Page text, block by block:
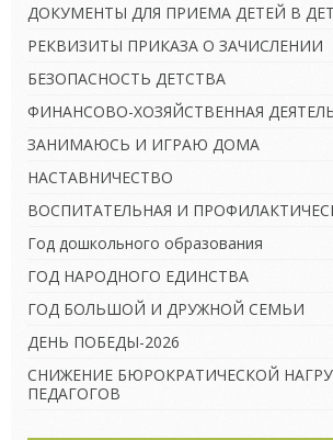
ДОКУМЕНТЫ ДЛЯ ПРИЕМА ДЕТЕЙ В
РЕКВИЗИТЫ ПРИКАЗА О ЗАЧИСЛЕНИИ
БЕЗОПАСНОСТЬ ДЕТСТВА
ФИНАНСОВО-ХОЗЯЙСТВЕННАЯ
ЗАНИМАЮСЬ И ИГРАЮ ДОМА
НАСТАВНИЧЕСТВО
ВОСПИТАТЕЛЬНАЯ И
Год дошкольного образования
ГОД НАРОДНОГО ЕДИНСТВА
ГОД БОЛЬШОЙ И ДРУЖНОЙ СЕМЬИ
ДЕНЬ ПОБЕДЫ-2026
СНИЖЕНИЕ БЮРОКРАТИЧЕСКОЙ
ПЕДАГОГОВ